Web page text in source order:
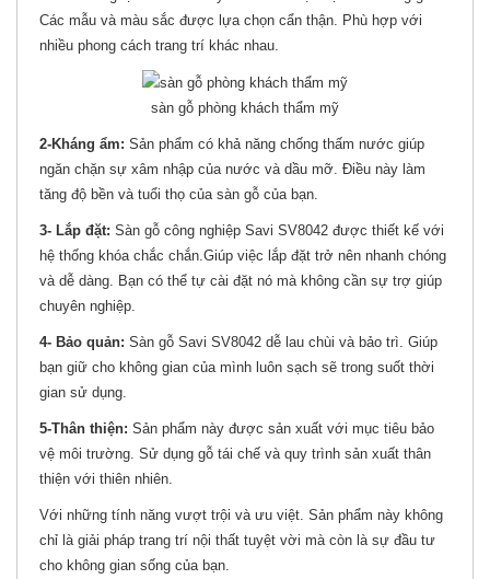
Các mẫu và màu sắc được lựa chọn cẩn thận. Phù hợp với
nhiều phong cách trang trí khác nhau.
sàn gỗ phòng khách thẩm mỹ
2-Kháng ẩm: Sản phẩm có khả năng chống thấm nước giúp
ngăn chặn sự xâm nhập của nước và dầu mỡ. Điều này làm
tăng độ bền và tuổi thọ của sàn gỗ của bạn.
3- Lắp đặt: Sàn gỗ công nghiệp Savi SV8042 được thiết kế với
hệ thống khóa chắc chắn.Giúp việc lắp đặt trở nên nhanh chóng
và dễ dàng. Bạn có thể tự cài đặt nó mà không cần sự trợ giúp
chuyên nghiệp.
4- Bảo quản: Sàn gỗ Savi SV8042 dễ lau chùi và bảo trì. Giúp
bạn giữ cho không gian của mình luôn sạch sẽ trong suốt thời
gian sử dụng.
5-Thân thiện: Sản phẩm này được sản xuất với mục tiêu bảo
vệ môi trường. Sử dụng gỗ tái chế và quy trình sản xuất thân
thiện với thiên nhiên.
Với những tính năng vượt trội và ưu việt. Sản phẩm này không
chỉ là giải pháp trang trí nội thất tuyệt vời mà còn là sự đầu tư
cho không gian sống của bạn.